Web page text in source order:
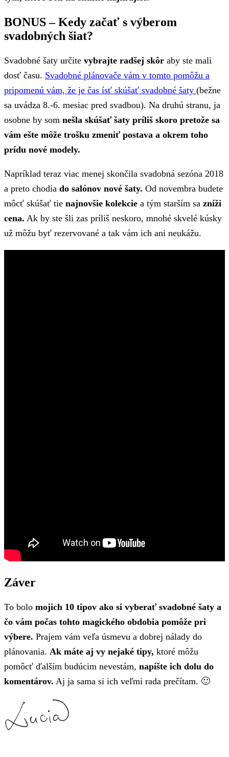
BONUS – Kedy začať s výberom
svadobných šiat?
Svadobné šaty určite vybrajte radšej skôr aby ste mali
dosť času. Svadobné plánovače vám v tomto pomôžu a
pripomenú vám, že je čas ísť skúšať svadobné šaty (bežne
sa uvádza 8.-6. mesiac pred svadbou). Na druhú stranu, ja
osobne by som nešla skúšať šaty príliš skoro pretože sa
vám ešte môže trošku zmeniť postava a okrem toho
prídu nové modely.
Napríklad teraz viac menej skončila svadobná sezóna 2018
a preto chodia do salónov nové šaty. Od novembra budete
môcť skúšať tie najnovšie kolekcie a tým starším sa zníži
cena. Ak by ste šli zas príliš neskoro, mnohé skvelé kúsky
už môžu byť rezervované a tak vám ich ani neukážu.
Záver
To bolo mojich 10 tipov ako si vyberať svadobné šaty a
čo vám počas tohto magického obdobia pomôže pri
výbere. Prajem vám veľa úsmevu a dobrej nálady do
plánovania. Ak máte aj vy nejaké tipy, ktoré môžu
pomôcť ďalším budúcim nevestám, napíšte ich dolu do
komentárov. Aj ja sama si ich veľmi rada prečítam. 🙂